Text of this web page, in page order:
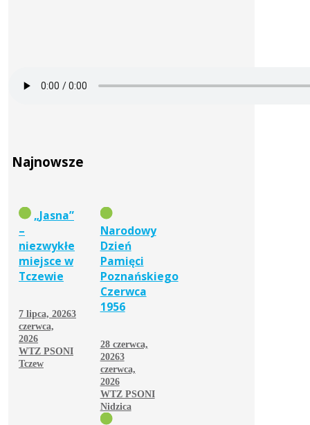
Najnowsze
„Jasna”
–
niezwykłe
miejsce w
Tczewie
7 lipca, 20263
czerwca,
2026
WTZ PSONI
Tczew
Narodowy
Dzień
Pamięci
Poznańskiego
Czerwca
1956
28 czerwca,
20263
czerwca,
2026
WTZ PSONI
Nidzica